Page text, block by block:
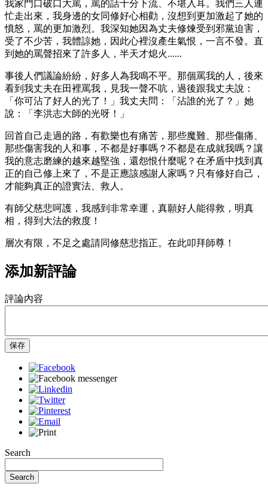
我家門口破口大罵，罵的話十分下流、不堪入耳。我們三人連
忙走出來，我身邊的女同修好心相勸，沒想到更加激起了她的
憤怒，罵的更加激烈。我深知她因為丈夫修煉受到邪黨迫害，
受了不少苦，我體諒她，因此心裡沒產生氣恨，一言不發。直
到她的罵聲招來了許多人，半天才熄火......
事後人們議論紛紛，好多人為我鳴不平。那個罵我的人，後來
看到我丈夫在田裡罵我，見我一聲不吭，過後跟我丈夫說：
「你可沾了好人的光了！」我丈夫問：「沾誰的光了？」她
說：「李洪志大師的光呀！」
回首自己走過的路，有歡樂也有痛苦，那些魔難、那些傷痛、
那些傷害我的人和事，不都是好事嗎？不都是在成就我嗎？讓
我的意志磨練的越來越堅強，還怨恨什麼呢？在矛盾中找到真
正的自己修上來了，不是正應該感謝人家嗎？只有修好自己，
才能夠真正的證實法、救人。
有師父慈悲呵護，我感到非常幸運，真願好人能得救，明真
相，得到大法的救度！
層次有限，不足之處請同修慈悲指正。在此叩拜師尊！
添加新評論
評論內容
保存
Search
Search